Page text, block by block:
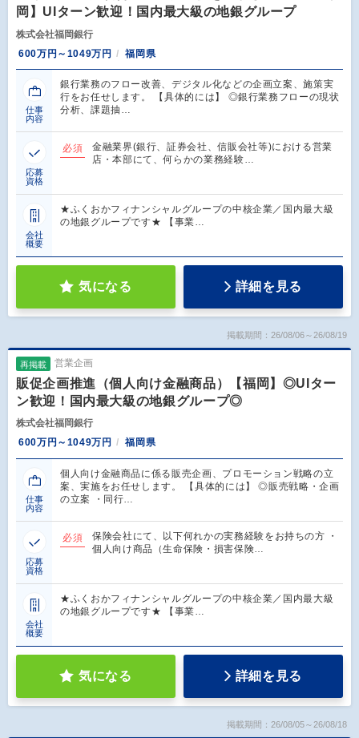
岡】UIターン歓迎！国内最大級の地銀グループ
株式会社福岡銀行
600万円～1049万円
福岡県
仕事
内容
銀行業務のフロー改善、デジタル化などの企画立案、施策実
行をお任せします。 【具体的には】 ◎銀行業務フローの現状
分析、課題抽…
応募
資格
必須
金融業界(銀行、証券会社、信販会社等)における営業
店・本部にて、何らかの業務経験…
会社
概要
★ふくおかフィナンシャルグループの中核企業／国内最大級
の地銀グループです★ 【事業…
気になる 詳細を見る
掲載期間：26/08/06～26/08/19
再掲載 営業企画
販促企画推進（個人向け金融商品）【福岡】◎UIター
ン歓迎！国内最大級の地銀グループ◎
株式会社福岡銀行
600万円～1049万円
福岡県
仕事
内容
個人向け金融商品に係る販売企画、プロモーション戦略の立
案、実施をお任せします。 【具体的には】 ◎販売戦略・企画
の立案 ・同行…
応募
資格
必須
保険会社にて、以下何れかの実務経験をお持ちの方 ・
個人向け商品（生命保険・損害保険…
会社
概要
★ふくおかフィナンシャルグループの中核企業／国内最大級
の地銀グループです★ 【事業…
気になる 詳細を見る
掲載期間：26/08/05～26/08/18